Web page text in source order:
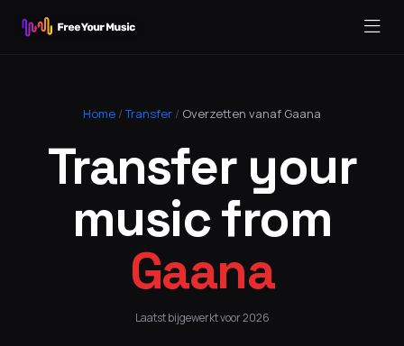
Home / Transfer / Overzetten vanaf Gaana
Transfer your
music from
Gaana
Laatst bijgewerkt voor 2026